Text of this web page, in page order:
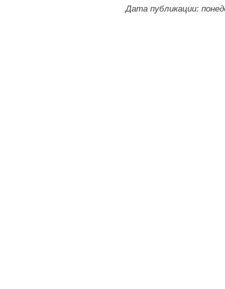
Дата публикации: